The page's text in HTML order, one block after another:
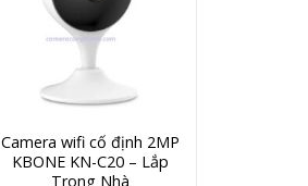
Camera wifi cố định 2MP
KBONE KN-C20 – Lắp
Trong Nhà